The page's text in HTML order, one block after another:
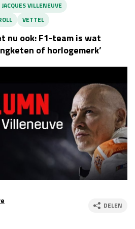
zo 15:00 - 17:00
vr 14:00 - 15:00
za 13:00 - 15:00
09 - 11 okt
za 15:00 - 16:00
zo 14:00 - 16:00
23 - 25 okt
06 - 08 nov
VILLENEUVE
VETTEL
nu ook: F1-team is wat
of horlogemerk’
DELEN